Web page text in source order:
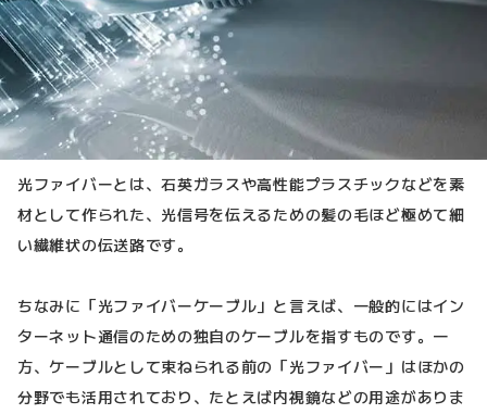
光ファイバーとは、石英ガラスや高性能プラスチックなどを素
材として作られた、光信号を伝えるための髪の毛ほど極めて細
い繊維状の伝送路です。
ちなみに「光ファイバーケーブル」と言えば、一般的にはイン
ターネット通信のための独自のケーブルを指すものです。一
方、ケーブルとして束ねられる前の「光ファイバー」はほかの
分野でも活用されており、たとえば内視鏡などの用途がありま